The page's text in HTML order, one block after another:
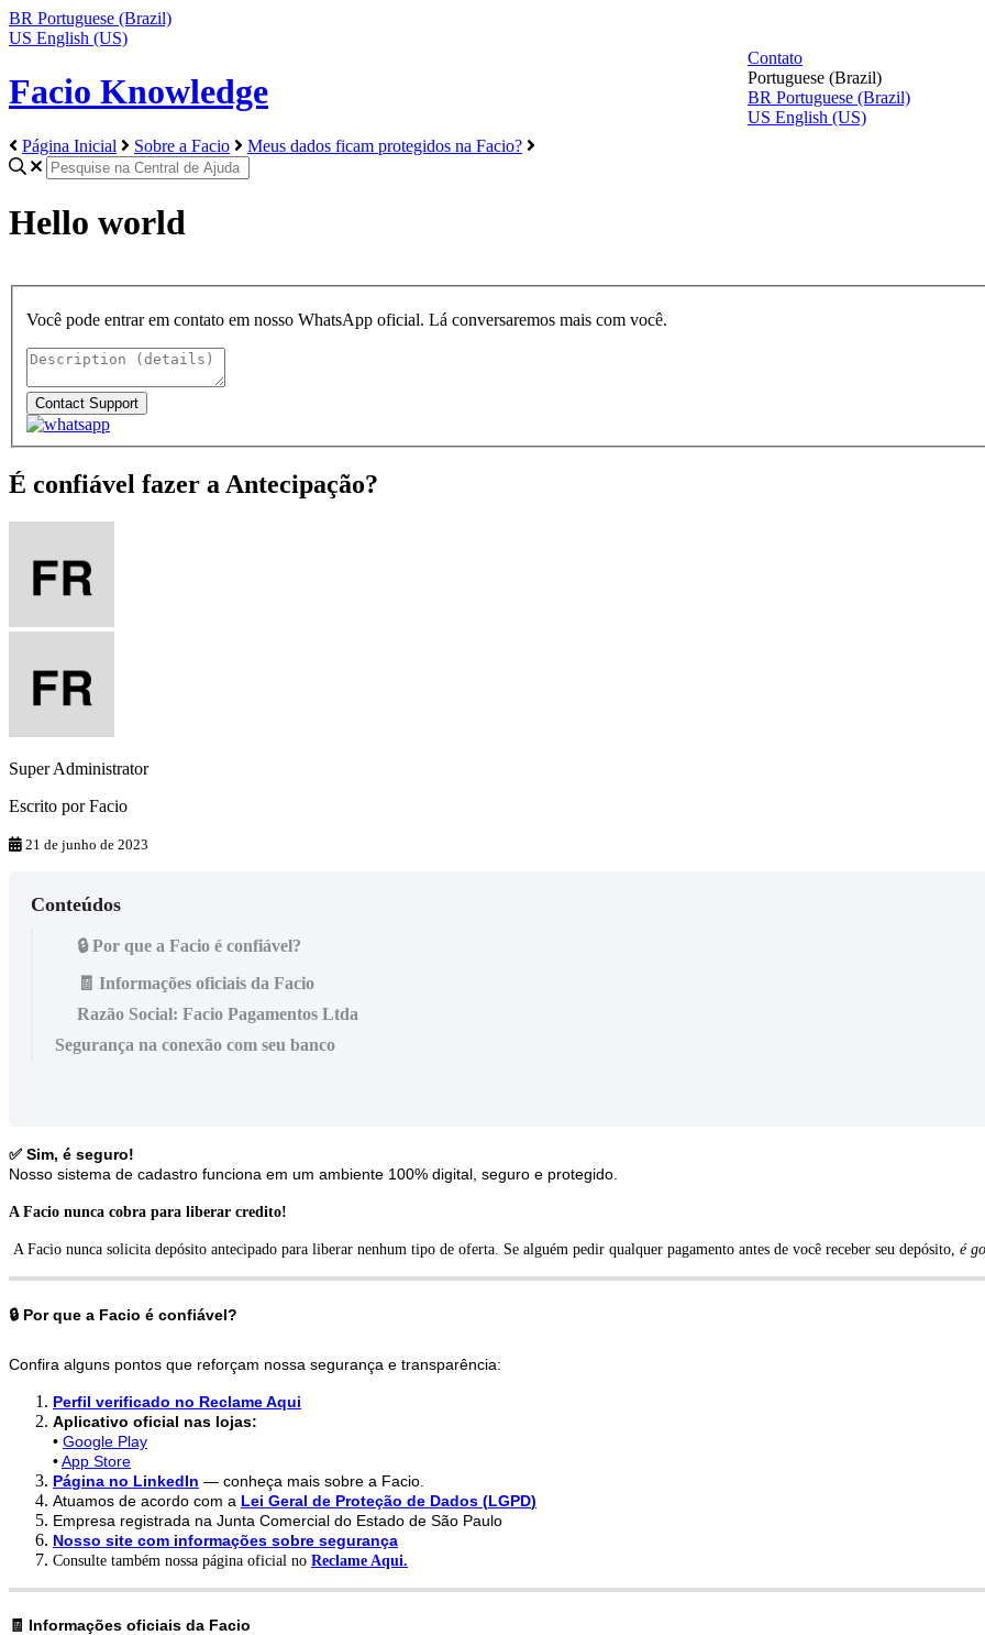
BR Portuguese (Brazil)
US English (US)
Facio Knowledge
Contato
Portuguese (Brazil)
BR Portuguese (Brazil)
US English (US)
Página Inicial
Sobre a Facio Meus dados ficam protegidos na Facio?
Hello world
Você pode entrar em contato em nosso WhatsApp oficial. Lá conversaremos mais com você.
É confiável fazer a Antecipação?
Super Administrator
Escrito porFacio
21 de junho de 2023
Conteúdos
🔒 Por que a Facio é confiável?
🧾 Informações oficiais da Facio
Razão Social: Facio Pagamentos Ltda
Segurança na conexão com seu banco
✅ Sim, é seguro!
Nosso sistema de cadastro funciona em um ambiente 100% digital seguro e protegido
A Facio nunca cobra para liberar credito!
A Facio nunca solicita depósito antecipado para liberar nenhum tipo de oferta. Se alguém pedir qualquer pagamento antes de você receber seu depósito, é
 Por que a Facio é confiável?
Confira alguns pontos que reforçam nossa segurança e transparência:
Perfil verificado no ReclameAqui
Aplicativo oficial nas lojas:
• Google Play
•App Store
Página no LinkedIn — conheça mais sobre a Facio
Atuamos de acordo com a Lei Geral de Proteção de Dados (LGPD)
Empresa registrada na Junta Comercial do Estado de São Paulo
Nosso site com informações sobre segurança
Consulte também nossa página oficial no Reclame Aqui.
 Informações oficiais da Facio